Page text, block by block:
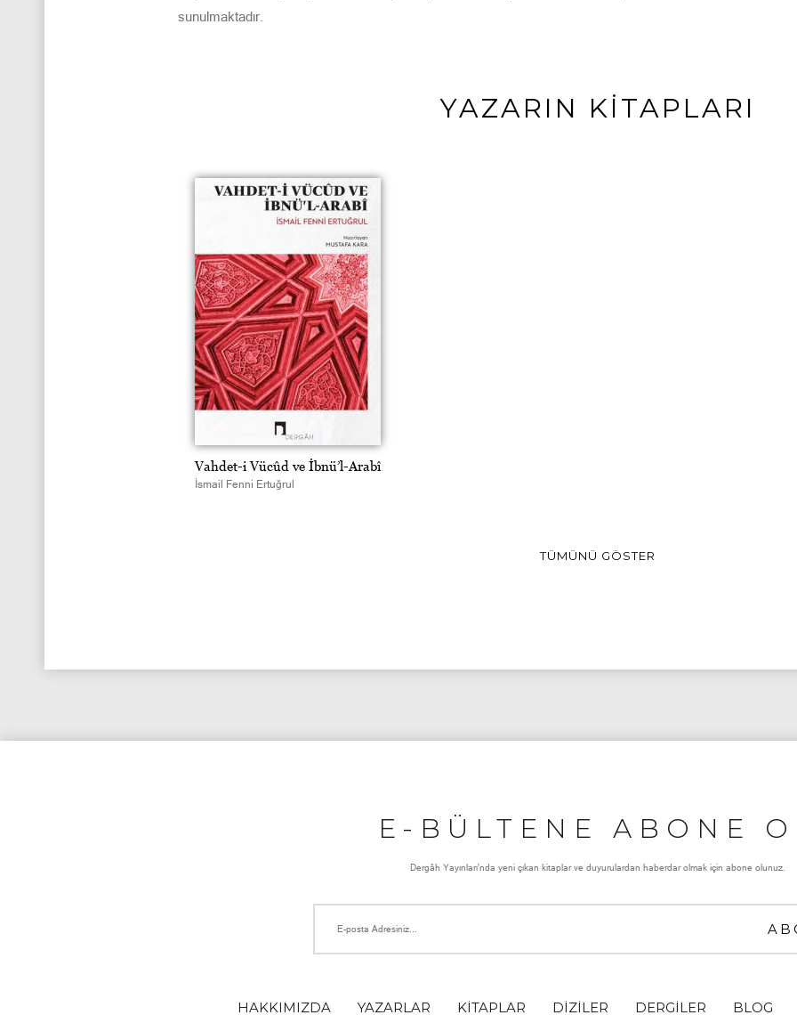
sunulmaktadır.
YAZARIN KİTAPLARI
Vahdet-i Vücûd ve İbnü’l-Arabî
İsmail Fenni Ertuğrul
TÜMÜNÜ GÖSTER
E-BÜLTENE ABONE
Dergâh Yayınları'nda yeni çıkan kitaplar ve duyurulardan haberdar olmak için abone olunuz.
HAKKIMIZDA YAZARLAR KİTAPLAR DİZİLER DERGİLER BLOG